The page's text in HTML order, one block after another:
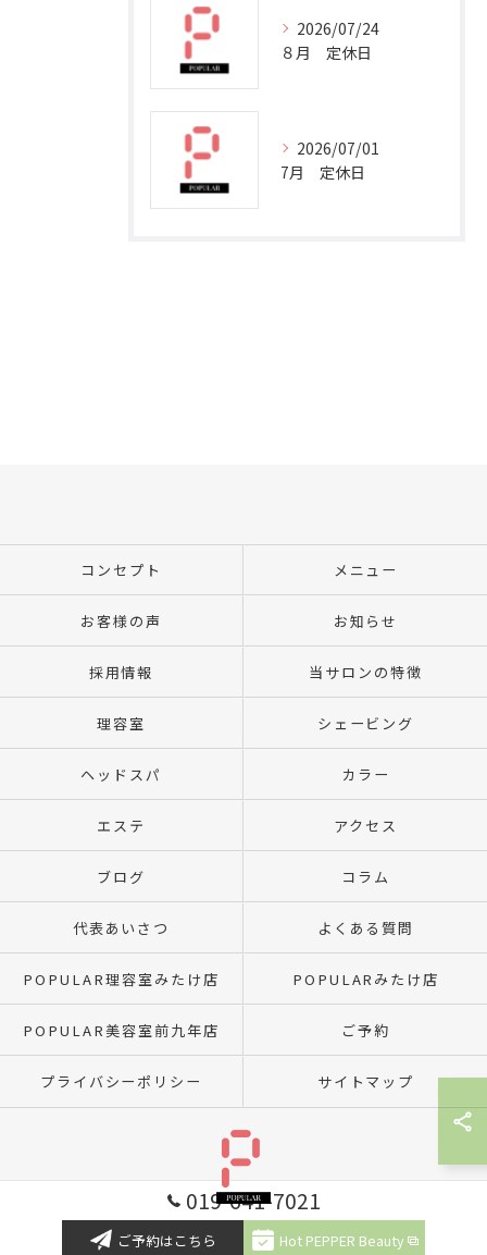
2026/07/24
８月 定休日
2026/07/01
7月 定休日
019-641-7021
ご予約はこちら Hot PEPPER Beauty
コンセプト メニュー
お客様の声 お知らせ
採用情報 当サロンの特徴
理容室 シェービング
ヘッドスパ カラー
エステ アクセス
ブログ コラム
代表あいさつ よくある質問
POPULAR理容室みたけ店 POPULARみたけ店
POPULAR美容室前九年店 ご予約
プライバシーポリシー サイトマップ
© 2026 岩手県盛岡市の美容室ならへアーサロンポプラル ALL RIGHTS RESERVED.